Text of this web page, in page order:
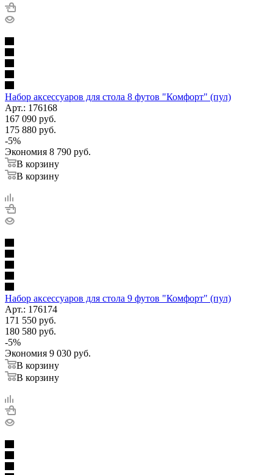
Набор аксессуаров для стола 8 футов "Комфорт" (пул)
Арт.: 176168
167 090 руб.
175 880 руб.
-5%
Экономия 8 790 руб.
В корзину
В корзину
Набор аксессуаров для стола 9 футов "Комфорт" (пул)
Арт.: 176174
171 550 руб.
180 580 руб.
-5%
Экономия 9 030 руб.
В корзину
В корзину